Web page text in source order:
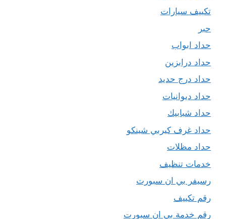
تكييف سيارات
حبر
حداد ابواب
حداد درابزين
حداد درج حديد
حداد ديوانيات
حداد شبابيك
حداد غرف كيربي شينكو
حداد مظلات
خدمات تنظيف
رسيفر بي ان سبورت
رقم تكييف
رقم خدمة بي ان سبورت